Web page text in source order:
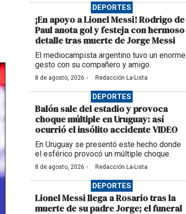
DEPORTES
¡En apoyo a Lionel Messi! Rodrigo de
Paul anota gol y festeja con hermoso
detalle tras muerte de Jorge Messi
El mediocampista argentino tuvo un enorme
gesto con su compañero y amigo.
8 de agosto, 2026 · Redacción La-Lista
DEPORTES
Balón sale del estadio y provoca
choque múltiple en Uruguay: así
ocurrió el insólito accidente VIDEO
En Uruguay se presentó este hecho donde
el esférico provocó un múltiple choque.
8 de agosto, 2026 · Redacción La-Lista
DEPORTES
Lionel Messi llega a Rosario tras la
muerte de su padre Jorge; el funeral